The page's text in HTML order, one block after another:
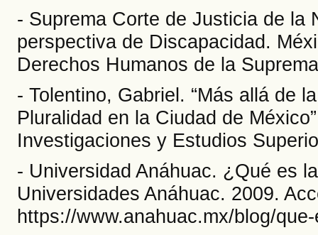
- Suprema Corte de Justicia de la
perspectiva de Discapacidad.
Derechos Humanos de la
- Tolentino, Gabriel. “Más allá de
Pluralidad en la Ciudad de
Investigaciones y Estudios
- Universidad Anáhuac. ¿Qué es
Universidades Anáhuac. 2009.
https://www.anahuac.mx/blog/